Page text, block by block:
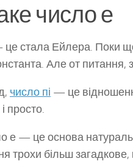
число е
стала Ейлера. Поки
Але от питання,
число пі — це
просто.
е — це основа
трохи більш загадкове,